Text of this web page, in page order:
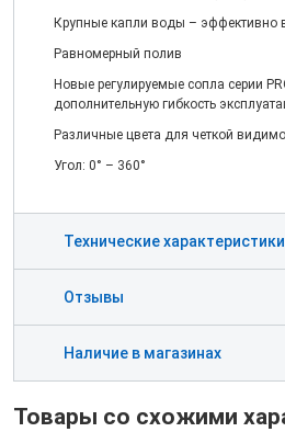
Крупные капли воды – эффективно
Равномерный полив
Новые регулируемые сопла серии
дополнительную гибкость
Различные цвета для четкой
Угол: 0° – 360°
Технические характеристики
Отзывы
Наличие в магазинах
Товары со схожими